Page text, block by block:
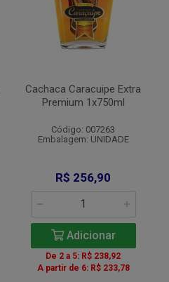
Cachaca Caracuipe Extra
Premium 1x750ml
Código: 007263
Embalagem: UNIDADE
R$ 256,90
Adicionar
De 2 a 5: R$ 238,92
A partir de 6: R$ 233,78